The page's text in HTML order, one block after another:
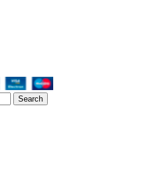
Search